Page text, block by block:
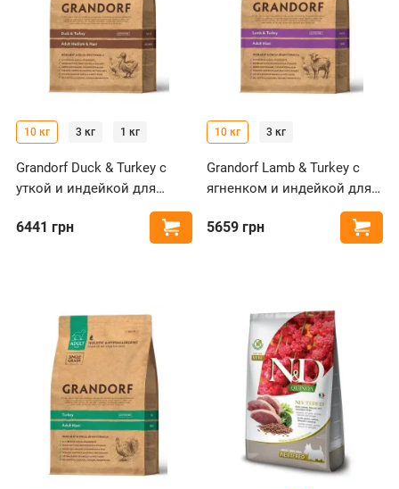
10 кг 3 кг 1 кг
Grandorf Duck & Turkey с
уткой и индейкой для
собак средних и крупных
пород
6441 грн Купить
10 кг 3 кг
Grandorf Lamb & Turkey с
ягненком и индейкой для
собак крупных пород
5659 грн